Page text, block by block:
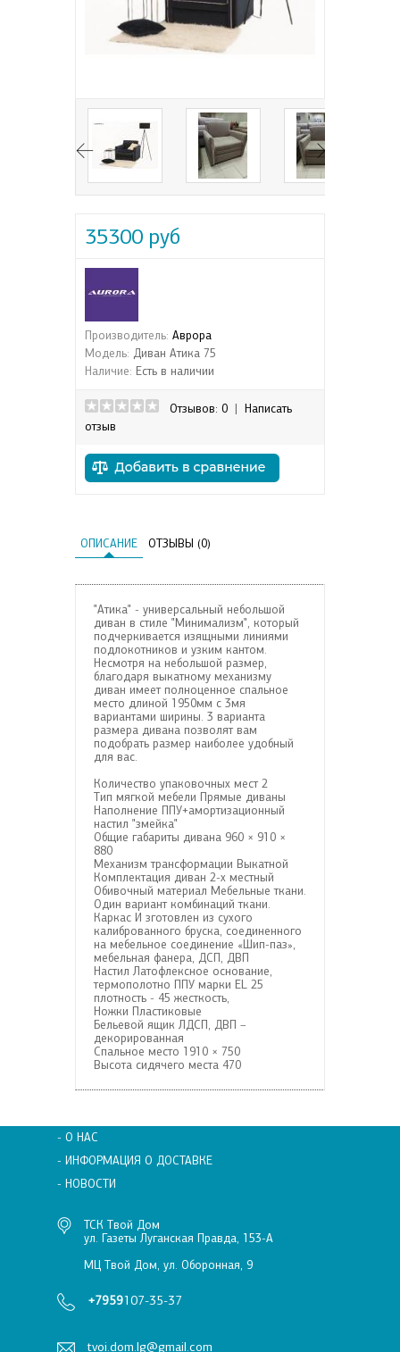
35300 руб
Производитель: Аврора
Модель: Диван Атика 75
Наличие: Есть в наличии
Отзывов: 0
Написать
отзыв
ОПИСАНИЕ ОТЗЫВЫ (0)
"Атика" - универсальный небольшой
диван в стиле "Минимализм", который
подчеркивается изящными линиями
подлокотников и узким кантом.
Несмотря на небольшой размер,
благодаря выкатному механизму
диван имеет полноценное спальное
место длиной 1950мм с 3мя
вариантами ширины. 3 варианта
размера дивана позволят вам
подобрать размер наиболее удобный
для вас.
Количество упаковочных мест 2
Тип мягкой мебели Прямые диваны
Наполнение ППУ+амортизационный
настил "змейка"
Общие габариты дивана 960 × 910 ×
880
Механизм трансформации Выкатной
Комплектация диван 2-х местный
Обивочный материал Мебельные ткани.
Один вариант комбинаций ткани.
Каркас И зготовлен из сухого
калиброванного бруска, соединенного
на мебельное соединение «Шип-паз»,
мебельная фанера, ДСП, ДВП
Настил Латофлексное основание,
термополотно ППУ марки EL 25
плотность - 45 жесткость,
Ножки Пластиковые
Бельевой ящик ЛДСП, ДВП –
декорированная
Спальное место 1910 × 750
Высота сидячего места 470
- О НАС
- ИНФОРМАЦИЯ О ДОСТАВКЕ
- НОВОСТИ
ТСК Твой Дом
ул. Газеты Луганская Правда, 153-А
МЦ Твой Дом, ул. Оборонная, 9
+7959107-35-37
tvoi.dom.lg@gmail.com